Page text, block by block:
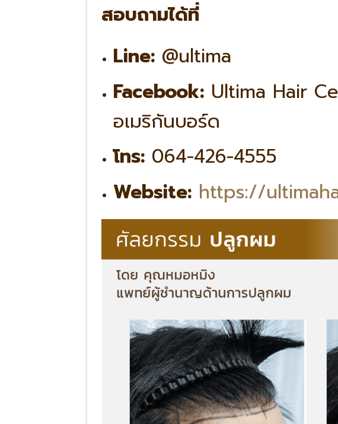
สอบถามได้ที่
Line:@ultima
Facebook:Ultima Hair
อเมริกันบอร์ด
โทร:064-426-4555
Website: https://